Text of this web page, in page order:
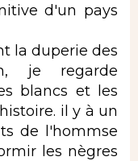
d'un pays
la duperie des
je regarde
blancs et les
il y à un
de l'hommse
les nègres